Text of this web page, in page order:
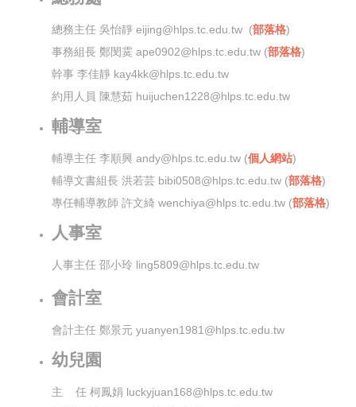
總務主任 吳怡靜 eijing@hlps.tc.edu.tw (部落格)
事務組長 鄭閔霙 ape0902@hlps.tc.edu.tw (部落格)
幹事 李佳靜 kay4kk@hlps.tc.edu.tw
約用人員 陳慧茹 huijuchen1228@hlps.tc.edu.tw
輔導室
輔導主任 李順興 andy@hlps.tc.edu.tw (個人網站)
輔導文書組長 洪若芸 bibi0508@hlps.tc.edu.tw (部落格)
專任輔導教師 許文綺 wenchiya@hlps.tc.edu.tw (部落格)
人事室
人事主任 邵小玲 ling5809@hlps.tc.edu.tw
會計室
會計主任 鄭景元 yuanyen1981@hlps.tc.edu.tw
幼兒園
主 任 柯鳳娟 luckyjuan168@hlps.tc.edu.tw